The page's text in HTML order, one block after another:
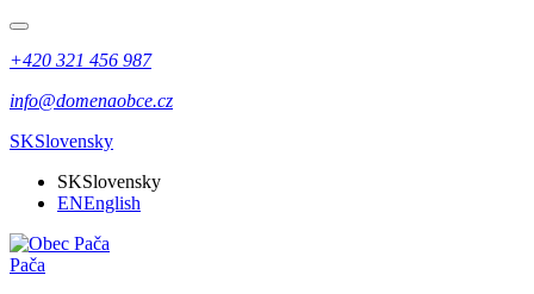
+420 321 456 987
info@domenaobce.cz
SKSlovensky
SKSlovensky
ENEnglish
Pača